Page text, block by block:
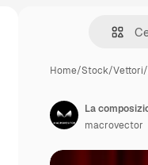
Home/Stock/Vettori/
macrovector